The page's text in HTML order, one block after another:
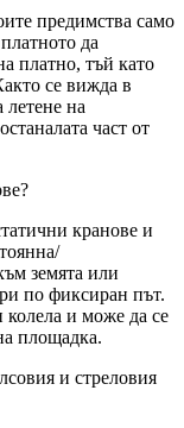
предимства само
да
платно, тъй като
се вижда в
летене на
част от
кранове и
земята или
по фиксиран път.
и може да се
площадка.
и стреловия